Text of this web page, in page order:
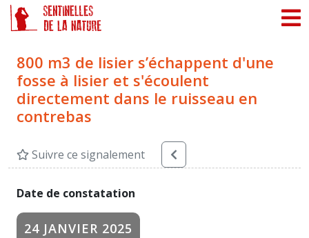
800 m3 de lisier s’échappent d'une
fosse à lisier et s'écoulent
directement dans le ruisseau en
contrebas
Suivre ce signalement
Date de constatation
24 JANVIER 2025
Panneau de gestion des cookies